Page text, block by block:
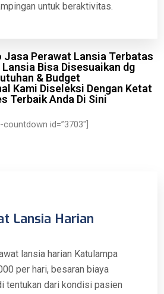
untuk beraktivitas.
Jasa Perawat Lansia Terbatas
Bisa Disesuaikan dg
& Budget
Kami Diseleksi Dengan Ketat
Terbaik Anda Di Sini
countdown id=”3703″]
Lansia Harian
lansia harian Katulampa
per hari, besaran biaya
tentukan dari kondisi pasien